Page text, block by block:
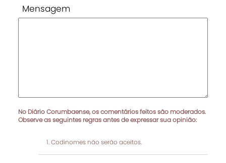
Mensagem
No Diário Corumbaense, os comentários feitos são moderados.
Observe as seguintes regras antes de expressar sua opinião:
Codinomes não serão aceitos.